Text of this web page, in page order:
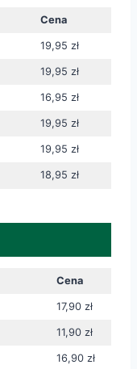
Cena
19,95 zł
19,95 zł
16,95 zł
19,95 zł
19,95 zł
18,95 zł
Cena
17,90 zł
11,90 zł
16,90 zł